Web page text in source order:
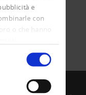
e
con
o che hanno